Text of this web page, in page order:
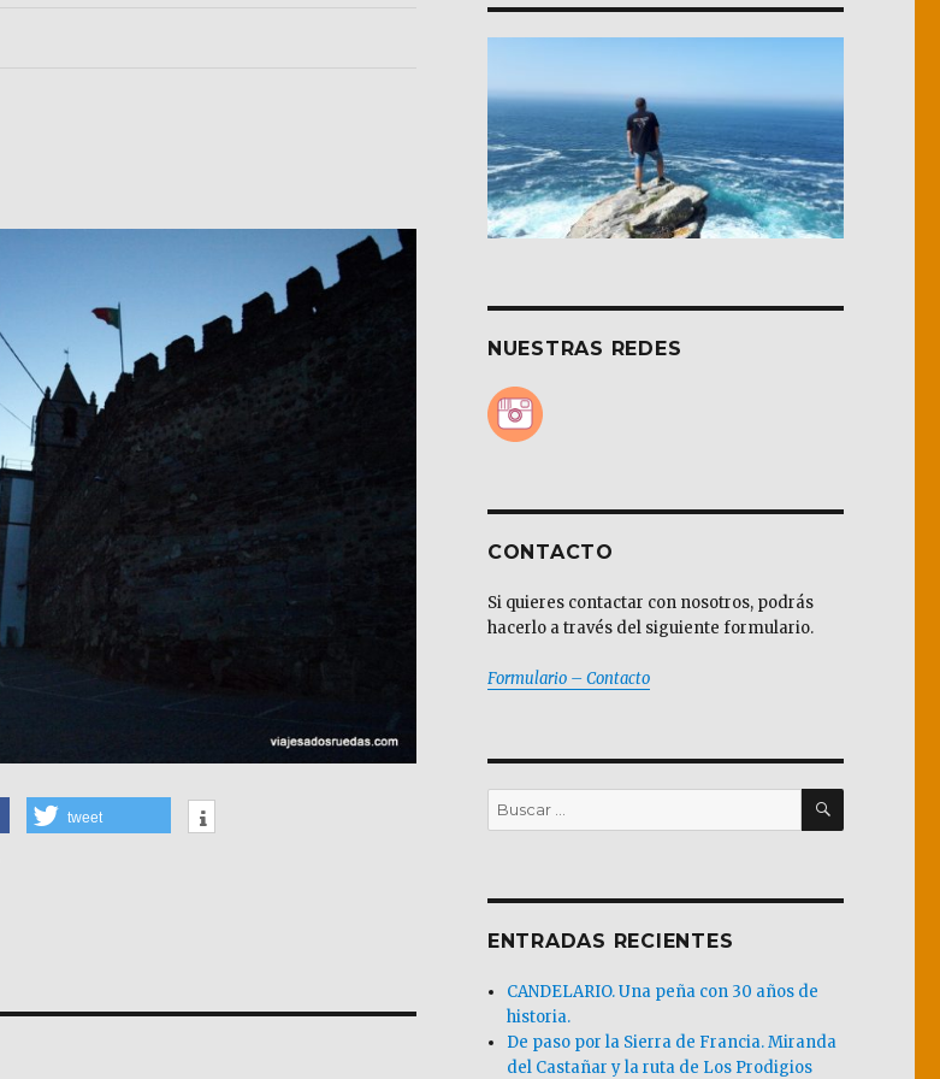
tweet
NUESTRAS REDES
CONTACTO
Si quieres contactar con nosotros, podrás
hacerlo a través del siguiente formulario.
Formulario – Contacto
Buscar
por:
BUSCAR
ENTRADAS RECIENTES
CANDELARIO. Una peña con 30 años de
historia.
De paso por la Sierra de Francia. Miranda
del Castañar y la ruta de Los Prodigios